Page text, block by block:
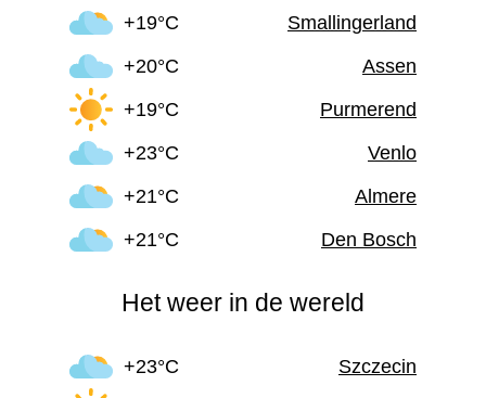
+19°C
Smallingerland
+20°C
Assen
+19°C
Purmerend
+23°C
Venlo
+21°C
Almere
+21°C
Den Bosch
Het weer in de wereld
+23°C Szczecin